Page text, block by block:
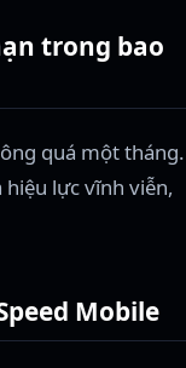
trong bao
quá một tháng.
lực vĩnh viễn,
Mobile